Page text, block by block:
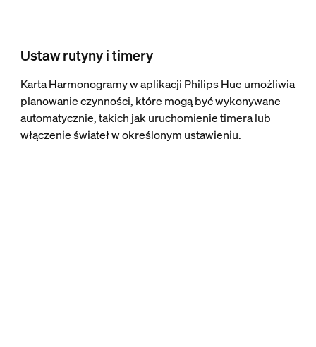
Ustaw rutyny i timery
Karta Harmonogramy w aplikacji Philips Hue umożliwia
planowanie czynności, które mogą być wykonywane
automatycznie, takich jak uruchomienie timera lub
włączenie świateł w określonym ustawieniu.